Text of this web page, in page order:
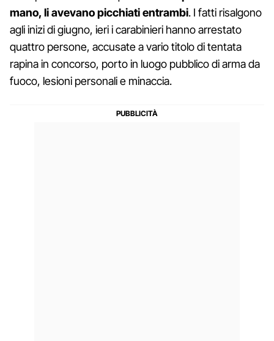
mano, li avevano picchiati entrambi. I fatti risalgono
agli inizi di giugno, ieri i carabinieri hanno arrestato
quattro persone, accusate a vario titolo di tentata
rapina in concorso, porto in luogo pubblico di arma da
fuoco, lesioni personali e minaccia.